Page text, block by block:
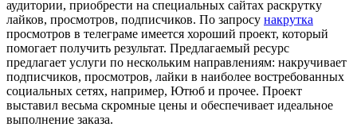
аудитории, приобрести на специальных сайтах раскрутку
лайков, просмотров, подписчиков. По запросу накрутка
просмотров в телеграме имеется хороший проект, который
помогает получить результат. Предлагаемый ресурс
предлагает услуги по нескольким направлениям: накручивает
подписчиков, просмотров, лайки в наиболее востребованных
социальных сетях, например, Ютюб и прочее. Проект
выставил весьма скромные цены и обеспечивает идеальное
выполнение заказа.